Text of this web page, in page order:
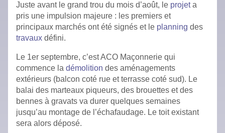
Juste avant le grand trou du mois d’août, le projeta
pris une impulsion majeure : les premiers et
principaux marchés ont été signés et le planning des
travaux défini.
Le 1er septembre, c’est ACO Maçonnerie qui
commence la démolition des aménagements
extérieurs (balcon coté rue et terrasse coté sud). Le
balai des marteaux piqueurs, des brouettes et des
bennes à gravats va durer quelques semaines
jusqu’au montage de l’échafaudage. Le toit existant
sera alors déposé.